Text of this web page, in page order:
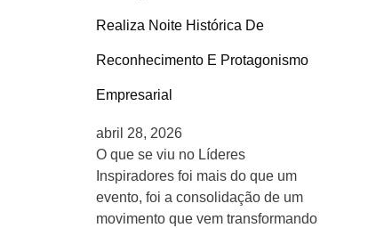
Realiza Noite Histórica De
Reconhecimento E Protagonismo
Empresarial
abril 28, 2026
O que se viu no Líderes
Inspiradores foi mais do que um
evento, foi a consolidação de um
movimento que vem transformando